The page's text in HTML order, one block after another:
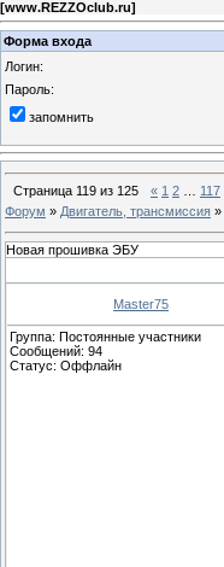
[www.REZZOclub.ru]
Форма входа
Логин:
Пароль:
запомнить
Страница 119 из 125 « 1 2 117
Форум » Двигатель, трансмиссия »
Новая прошивка ЭБУ
Master75
Группа: Постоянные участники
Сообщений: 94
Статус: Оффлайн